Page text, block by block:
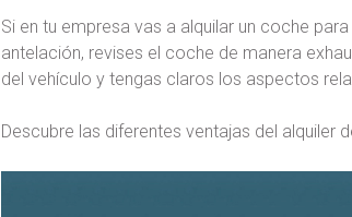
Si en tu empresa vas a alquilar un coche
antelación, revises el coche de manera
del vehículo y tengas claros los aspectos
Descubre las diferentes ventajas del alquiler